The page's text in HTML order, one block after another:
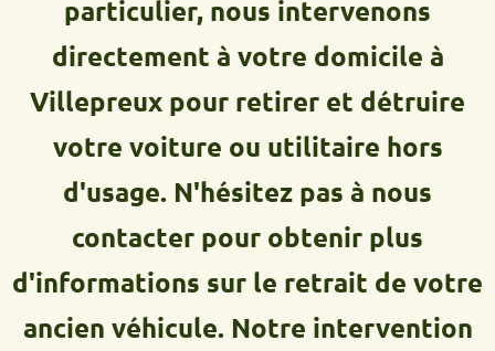
particulier, nous intervenons
directement à votre domicile à
Villepreux pour retirer et détruire
votre voiture ou utilitaire hors
d'usage. N'hésitez pas à nous
contacter pour obtenir plus
d'informations sur le retrait de votre
ancien véhicule. Notre intervention